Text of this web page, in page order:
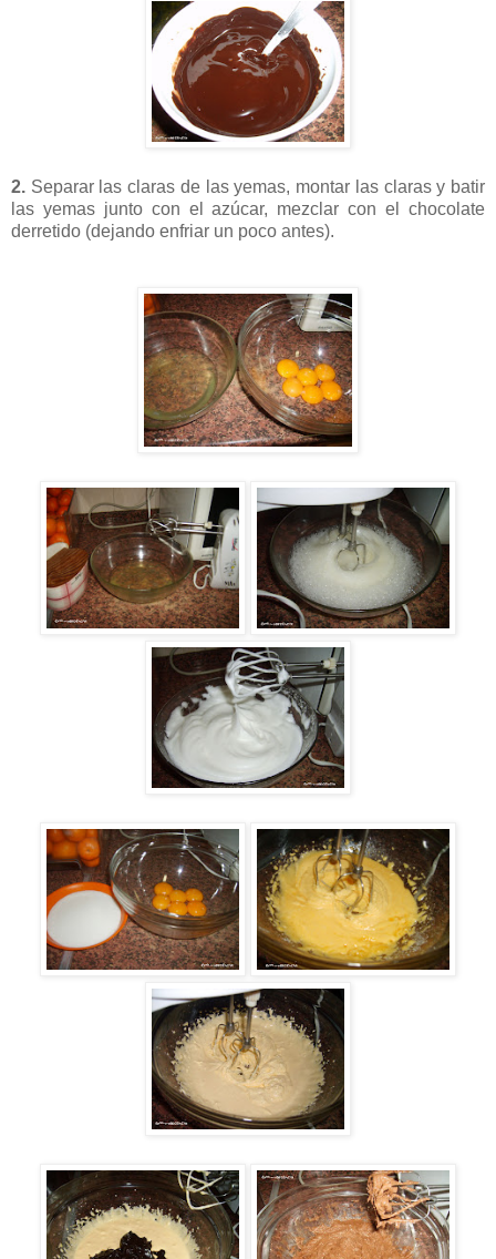
2. Separar las claras de las yemas, montar las claras y batir
las yemas junto con el azúcar, mezclar con el chocolate
derretido (dejando enfriar un poco antes).